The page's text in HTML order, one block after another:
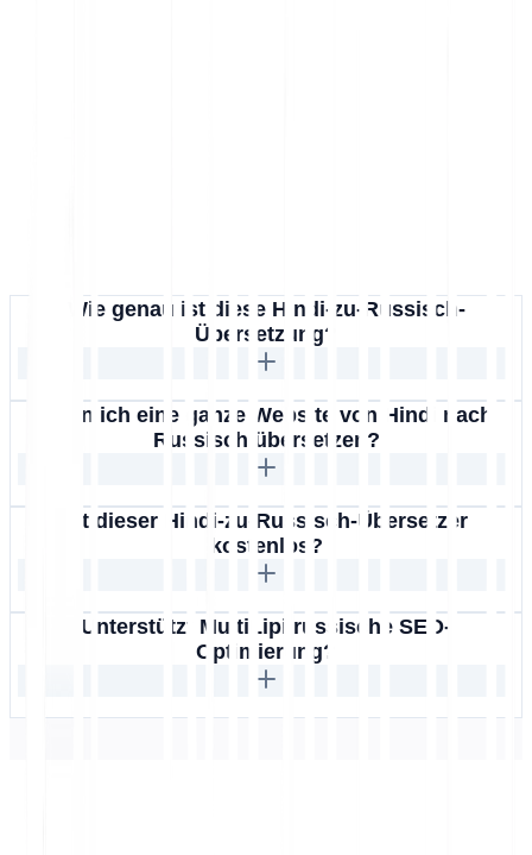
Wie genau ist diese Hindi-zu-Russisch-
Übersetzung?
Kann ich eine ganze Website von Hindi nach
Russisch übersetzen?
Ist dieser Hindi-zu-Russisch-Übersetzer
kostenlos?
Unterstützt MultiLipi russische SEO-
Optimierung?